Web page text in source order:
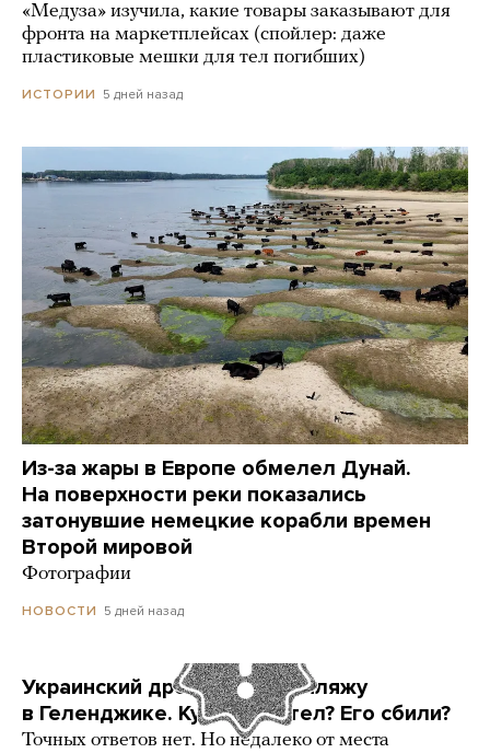
«Медуза» изучила, какие товары заказывают для
фронта на маркетплейсах (спойлер: даже
пластиковые мешки для тел погибших)
ИСТОРИИ 5 дней назад
Из-за жары в Европе обмелел Дунай.
На поверхности реки показались
затонувшие немецкие корабли времен
Второй мировой
Фотографии
НОВОСТИ 5 дней назад
Украинский дрон попал по пляжу
в Геленджике. Куда он летел? Его сбили?
Точных ответов нет. Но недалеко от места